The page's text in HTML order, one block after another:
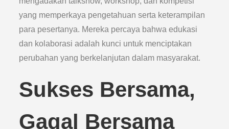
yang memperkaya pengetahuan serta keterampilan
para pesertanya. Mereka percaya bahwa edukasi
dan kolaborasi adalah kunci untuk menciptakan
perubahan yang berkelanjutan dalam masyarakat.
Sukses Bersama,
Gagal Bersama